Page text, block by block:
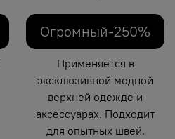
Огромный-250%
Применяется в
эксклюзивной модной
верхней одежде и
аксессуарах. Подходит
для опытных швей.